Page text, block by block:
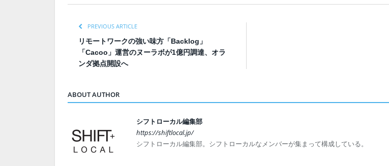
PREVIOUS ARTICLE
リモートワークの強い味方「Backlog」
「Cacoo」運営のヌーラボが1億円調達、オラ
ンダ拠点開設へ
ABOUT AUTHOR
シフトローカル編集部
https://shiftlocal.jp/
シフトローカル編集部。シフトローカルなメンバーが集まって構成している。